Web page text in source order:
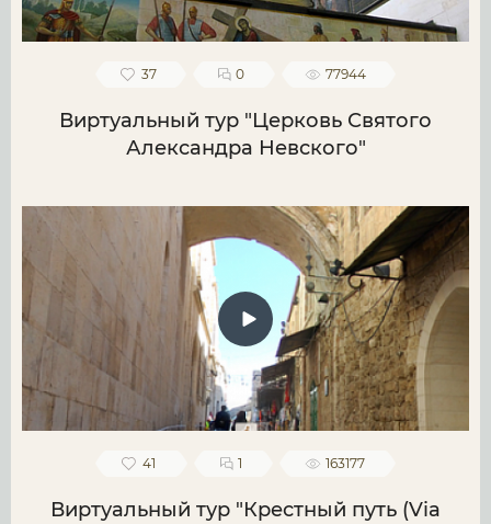
37 0 77944
Виртуальный тур "Церковь Святого
Александра Невского"
41 1 163177
Виртуальный тур "Крестный путь (Via